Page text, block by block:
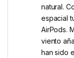
natural.
espacial
AirPods.
viento
han sido